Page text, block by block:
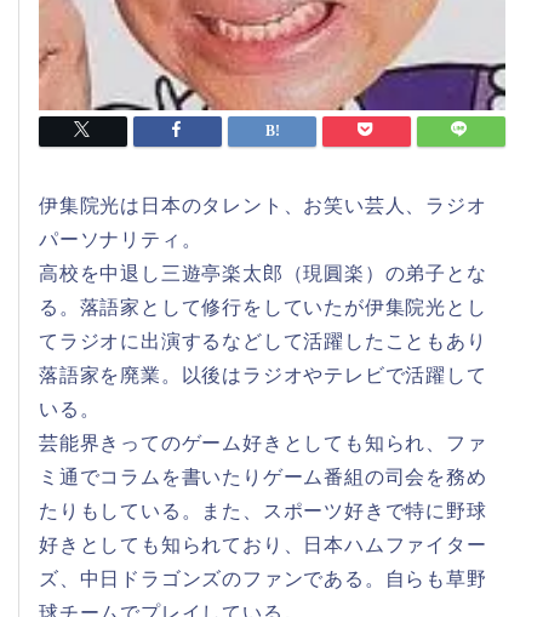
伊集院光は日本のタレント、お笑い芸人、ラジオ
パーソナリティ。
高校を中退し三遊亭楽太郎（現圓楽）の弟子とな
る。落語家として修行をしていたが伊集院光とし
てラジオに出演するなどして活躍したこともあり
落語家を廃業。以後はラジオやテレビで活躍して
いる。
芸能界きってのゲーム好きとしても知られ、ファ
ミ通でコラムを書いたりゲーム番組の司会を務め
たりもしている。また、スポーツ好きで特に野球
好きとしても知られており、日本ハムファイター
ズ、中日ドラゴンズのファンである。自らも草野